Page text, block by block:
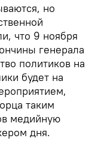
но
что 9 ноября
генерала
политиков на
будет на
таким
медийную
дня.